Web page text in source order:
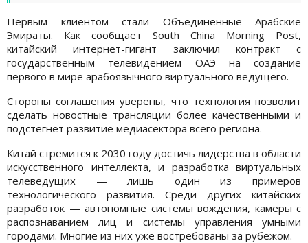
Первым клиентом стали Объединенные Арабские
Эмираты. Как сообщает South China Morning Post,
китайский интернет-гигант заключил контракт с
государственным телевидением ОАЭ на создание
первого в мире арабоязычного виртуального ведущего.
Стороны соглашения уверены, что технология позволит
сделать новостные трансляции более качественными и
подстегнет развитие медиасектора всего региона.
Китай стремится к 2030 году достичь лидерства в области
искусственного интеллекта, и разработка виртуальных
телеведущих — лишь один из примеров
технологического развития. Среди других китайских
разработок — автономные системы вождения, камеры с
распознаванием лиц и системы управления умными
городами. Многие из них уже востребованы за рубежом.